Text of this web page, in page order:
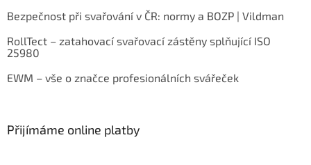
Bezpečnost při svařování v ČR: normy a BOZP | Vildman
RollTect – zatahovací svařovací zástěny splňující ISO
25980
EWM – vše o značce profesionálních svářeček
Přijímáme online platby